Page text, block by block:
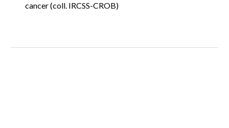
cancer (coll. IRCSS-CROB)